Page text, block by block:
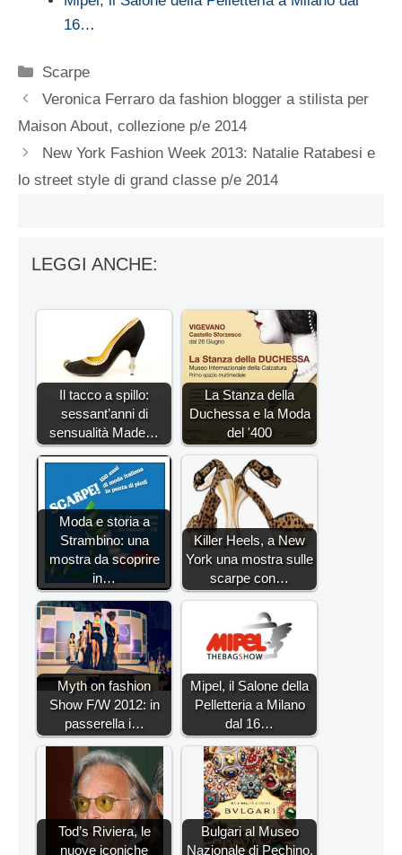
16…
Categorie
Scarpe
Veronica Ferraro da fashion blogger a stilista per
Maison About, collezione p/e 2014
New York Fashion Week 2013: Natalie Ratabesi e
lo street style di grand classe p/e 2014
LEGGI ANCHE:
Il tacco a spillo:
sessant’anni di
sensualità Made…
La Stanza della
Duchessa e la Moda
del '400
Moda e storia a
Strambino: una
mostra da scoprire
in…
Killer Heels, a New
York una mostra sulle
scarpe con…
Myth on fashion
Show F/W 2012: in
passerella i…
Mipel, il Salone della
Pelletteria a Milano
dal 16…
Tod’s Riviera, le
nuove iconiche
Bulgari al Museo
Nazionale di Pechino,